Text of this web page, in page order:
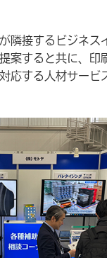
隣接するビジネ
案すると共に、
応する人材サー